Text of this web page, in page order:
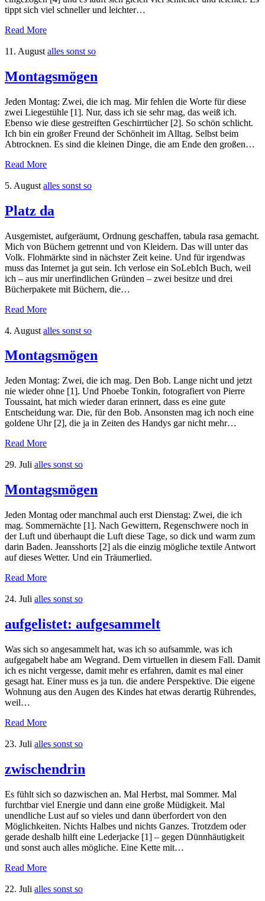
tippt sich viel schneller und leichter…
Read More
11. August alles sonst so
Montagsmögen
Jeden Montag: Zwei, die ich mag. Mir fehlen die Worte für diese
zwei Liegestühle [1]. Nur, dass ich sie sehr mag, das weiß ich.
Ebenso wie diese gestreiften Geschirrtücher [2]. So schön schlicht.
Ich bin ein großer Freund der Schönheit im Alltag. Selbst beim
Abtrocknen. Es sind die kleinen Dinge, die am Ende den großen…
Read More
5. August alles sonst so
Platz da
Ausgemistet, aufgeräumt, Ordnung geschaffen, tabula rasa gemacht.
Mich von Büchern getrennt und von Kleidern. Das will unter das
Volk. Flohmärkte sind in nächster Zeit keine. Und für irgendwas
muss das Internet ja gut sein. Ich verlose ein SoLebIch Buch, weil
ich – aus mir unerfindlichen Gründen – zwei besitze und drei
Bücherpakete mit Büchern, die…
Read More
4. August alles sonst so
Montagsmögen
Jeden Montag: Zwei, die ich mag. Den Bob. Lange nicht und jetzt
nie wieder ohne [1]. Und Phoebe Tonkin, fotografiert von Pierre
Toussaint, hat mich wieder daran erinnert, dass es eine gute
Entscheidung war. Die, für den Bob. Ansonsten mag ich noch eine
goldene Uhr [2], die ja in Zeiten des Handys gar nicht mehr…
Read More
29. Juli alles sonst so
Montagsmögen
Jeden Montag oder manchmal auch erst Dienstag: Zwei, die ich
mag. Sommernächte [1]. Nach Gewittern, Regenschwere noch in
der Luft und überhaupt die Luft diese Tage, so dick und warm zum
darin Baden. Jeansshorts [2] als die einzig mögliche textile Antwort
auf dieses Wetter. Und ein Träumerlied.
Read More
24. Juli alles sonst so
aufgelistet: aufgesammelt
Was sich so angesammelt hat, was ich so aufsammle, was ich
aufgegabelt habe am Wegrand. Dem virtuellen in diesem Fall. Damit
ich es nicht vergesse, damit mehr es erfahren, damit es mal einer
gesagt hat. Einer muss es ja tun. die andere Perspektive. Die eigene
Wohnung aus den Augen des Kindes hat etwas derartig Rührendes,
weil…
Read More
23. Juli alles sonst so
zwischendrin
Es fühlt sich so dazwischen an. Mal Herbst, mal Sommer. Mal
furchtbar viel Energie und dann eine große Müdigkeit. Mal
unendliche Lust auf so vieles und dann überfordert von den
Möglichkeiten. Nichts Halbes und nichts Ganzes. Trotzdem oder
gerade deshalb hilft eine Lederjacke [1] – gegen Dünnhäutigkeit
und sonst auch alles mögliche. Eine Kette mit…
Read More
22. Juli alles sonst so